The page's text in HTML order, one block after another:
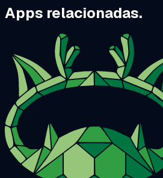
Apps relacionadas.